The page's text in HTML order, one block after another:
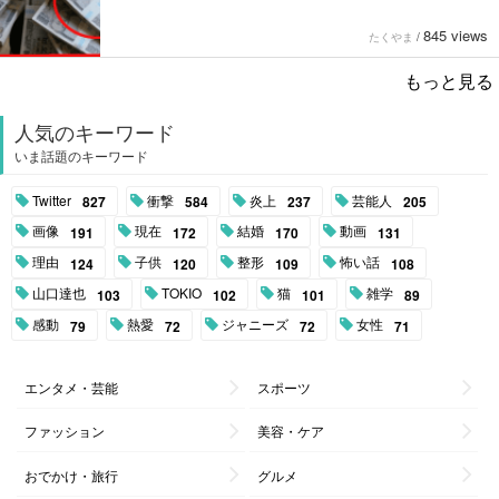
たくやま / 845 views
もっと見る
人気のキーワード
いま話題のキーワード
Twitter 827 衝撃 584 炎上 237 芸能人 205
画像 191 現在 172 結婚 170 動画 131
理由 124 子供 120 整形 109 怖い話 108
山口達也 103 TOKIO 102 猫 101 雑学 89
感動 79 熱愛 72 ジャニーズ 72 女性 71
エンタメ・芸能 スポーツ
ファッション 美容・ケア
おでかけ・旅行 グルメ